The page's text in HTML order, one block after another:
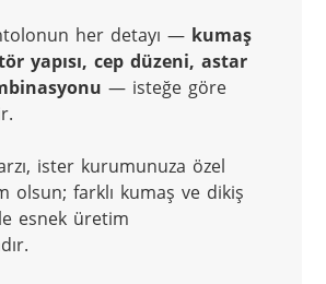
her detayı — kumaş
yapısı, cep düzeni, astar
— isteğe göre
ister kurumunuza özel
olsun; farklı kumaş ve dikiş
esnek üretim